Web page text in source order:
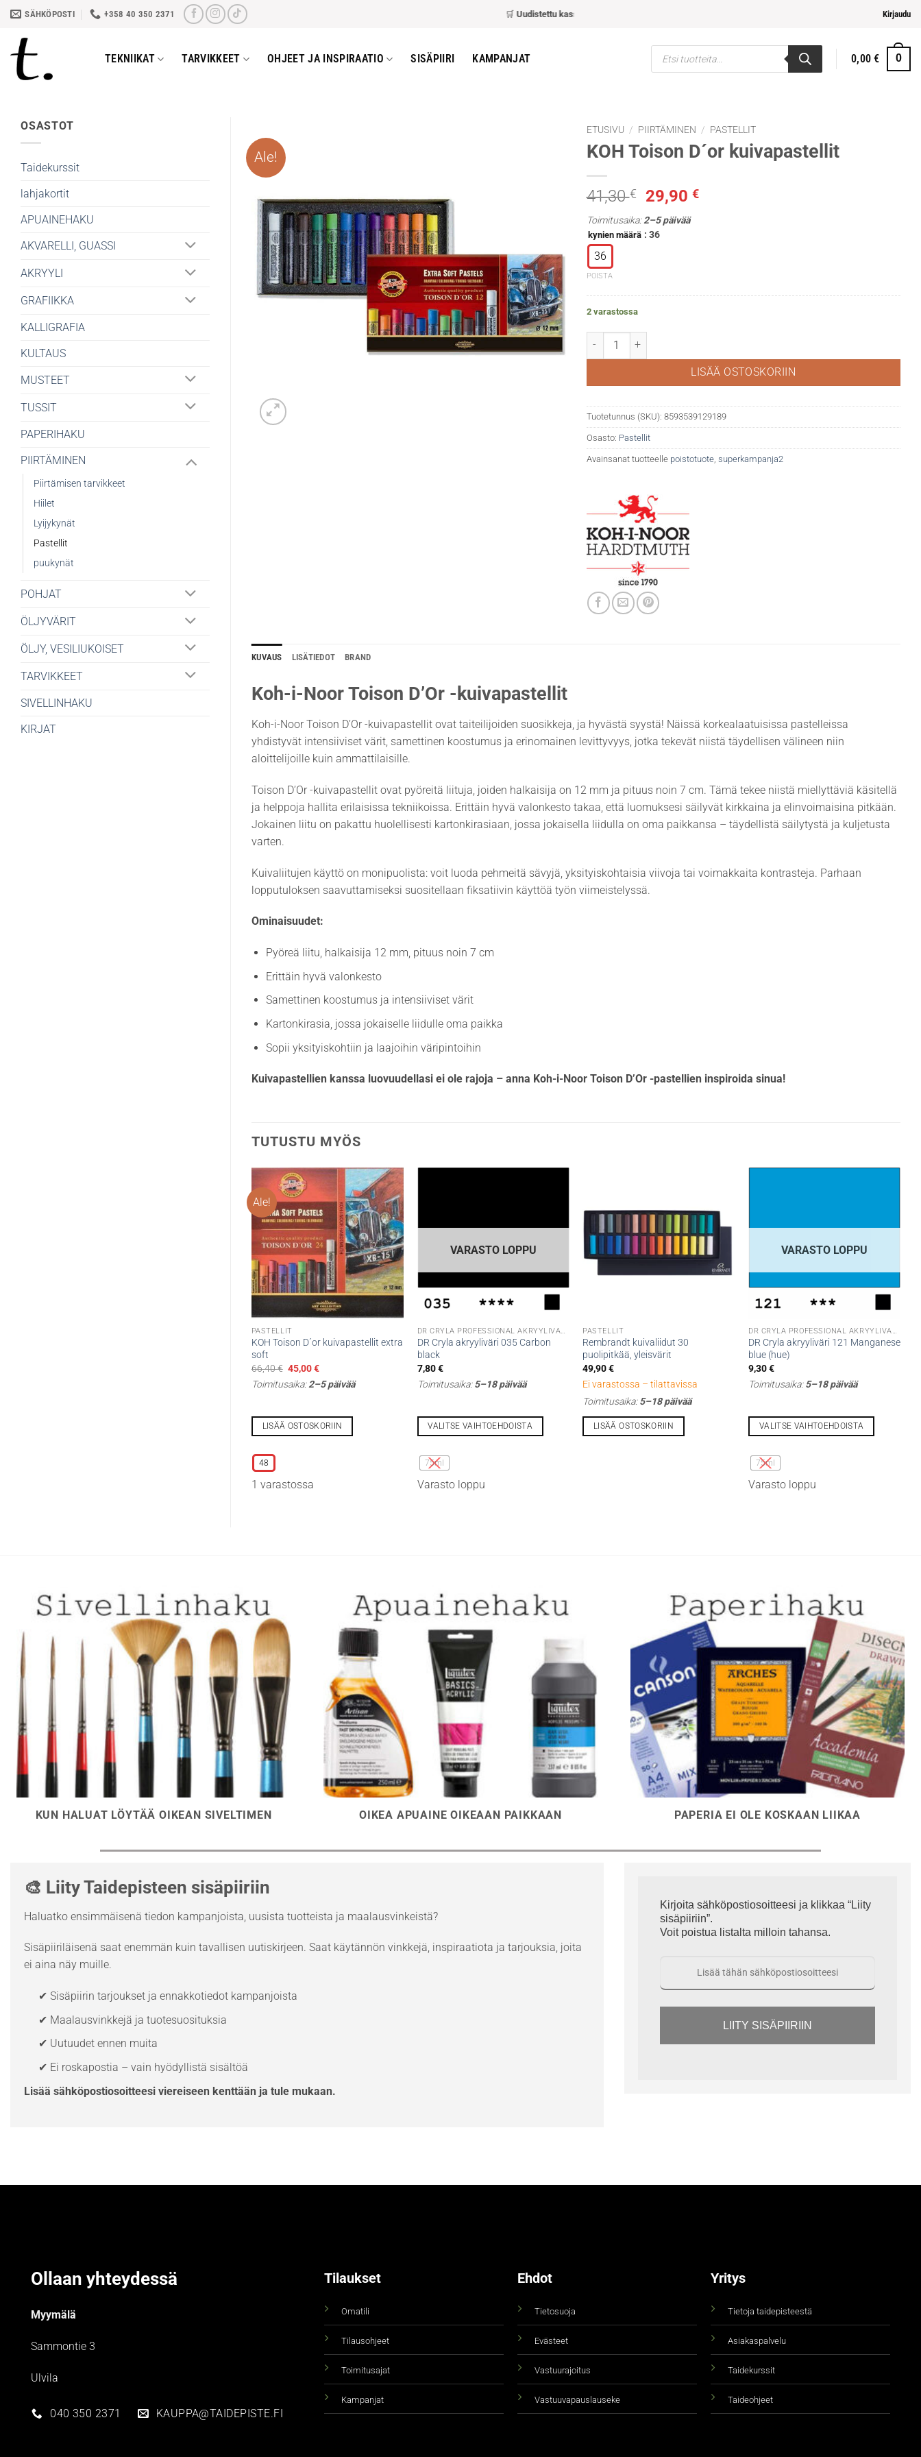
Skip
content
SÄHKÖPOSTI +358 40 350 2371 Uudistettu kassa– nopeampi ja helpompi maksaminen Kirjaudu
TEKNIIKAT TARVIKKEET OHJEET JA INSPIRAATIO SISÄPIIRI KAMPANJAT
Products
search
0,00€ 0
OSASTOT
Taidekurssit
lahjakortit
APUAINEHAKU
AKVARELLI, GUASSI
AKRYYLI
GRAFIIKKA
KALLIGRAFIA
KULTAUS
MUSTEET
TUSSIT
PAPERIHAKU
PIIRTÄMINEN
Piirtämisen tarvikkeet
Hiilet
Lyijykynät
Pastellit
puukynät
POHJAT
ÖLJYVÄRIT
ÖLJY, VESILIUKOISET
TARVIKKEET
SIVELLINHAKU
KIRJAT
Ale!
ETUSIVU / PIIRTÄMINEN / PASTELLIT
KOH Toison D´or kuivapastellit
41,30€
Alkuperäinen
hinta
oli:
41,30 €.
29,90 €Nykyinen
Toimitusaika:2–5 päivää
kynien määrä : 36
36
POISTA
2 varastossa
KOH Toison D´or kuivapastellit määrä
LISÄÄ OSTOSKORIIN
Tuotetunnus (SKU): 8593539129189
Osasto: Pastellit
Avainsanat tuotteelle poistotuote, superkampanja2
KUVAUS LISÄTIEDOT BRAND
Koh-i-Noor Toison D’Or -kuivapastellit
Koh-i-Noor Toison D’Or -kuivapastellit ovat taiteilijoiden suosikkeja, ja hyvästä syystä! Näissä korkealaatuisissa pastelleissa
yhdistyvät intensiiviset värit, samettinen koostumus ja erinomainen levittyvyys, jotka tekevät niistä täydellisen välineen niin
aloittelijoille kuin ammattilaisille.
Toison D’Or -kuivapastellit ovat pyöreitä liituja, joiden halkaisija on 12 mm ja pituus noin 7 cm. Tämä tekee niistä miellyttäviä käsitellä
ja helppoja hallita erilaisissa tekniikoissa. Erittäin hyvä valonkesto takaa, että luomuksesi säilyvät kirkkaina ja elinvoimaisina pitkään.
Jokainen liitu on pakattu huolellisesti kartonkirasiaan, jossa jokaisella liidulla on oma paikkansa – täydellistä säilytystä ja kuljetusta
varten.
Kuivaliitujen käyttö on monipuolista: voit luoda pehmeitä sävyjä, yksityiskohtaisia viivoja tai voimakkaita kontrasteja. Parhaan
lopputuloksen saavuttamiseksi suositellaan fiksatiivin käyttöä työn viimeistelyssä.
Ominaisuudet:
Pyöreä liitu, halkaisija 12 mm, pituus noin 7 cm
Erittäin hyvä valonkesto
Samettinen koostumus ja intensiiviset värit
Kartonkirasia, jossa jokaiselle liidulle oma paikka
Sopii yksityiskohtiin ja laajoihin väripintoihin
Kuivapastellien kanssa luovuudellasi ei ole rajoja – anna Koh-i-Noor Toison D’Or -pastellien inspiroida sinua!
TUTUSTU MYÖS
Ale!
PASTELLIT
KOH Toison D´or kuivapastellit extra
soft
66,40€ Alkuperäinen
hinta
oli:
45,00€Nykyinen
hinta
on:
Toimitusaika:2–5 päivää
LISÄÄ OSTOSKORIIN
tuotteella
on
useampi
48
1 varastossa
VARASTO LOPPU
DR Cryla akryyliväri 035 Carbon
black
7,80€
Toimitusaika:5–18 päivää
VALITSE VAIHTOEHDOISTA
tuotteella
useampi
75ml
Varasto loppu
PASTELLIT
Rembrandt kuivaliidut 30
puolipitkää, yleisvärit
49,90€
Ei varastossa – tilattavissa
Toimitusaika:5–18 päivää
LISÄÄ OSTOSKORIIN
VARASTO LOPPU
DR Cryla akryyliväri 121 Manganese
blue (hue)
9,30€
Toimitusaika:5–18 päivää
VALITSE VAIHTOEHDOISTA
tuotteella
useampi
75ml
Varasto loppu
KUN HALUAT LÖYTÄÄ OIKEAN SIVELTIMEN OIKEA APUAINE OIKEAAN PAIKKAAN PAPERIA EI OLE KOSKAAN LIIKAA
🎨 Liity Taidepisteen sisäpiiriin
Haluatko ensimmäisenä tiedon kampanjoista, uusista tuotteista ja maalausvinkeistä?
Sisäpiiriläisenä saat enemmän kuin tavallisen uutiskirjeen. Saat käytännön vinkkejä, inspiraatiota ja tarjouksia, joita
ei aina näy muille.
✔ Sisäpiirin tarjoukset ja ennakkotiedot kampanjoista
✔ Maalausvinkkejä ja tuotesuosituksia
✔ Uutuudet ennen muita
✔ Ei roskapostia – vain hyödyllistä sisältöä
Lisää sähköpostiosoitteesi viereiseen kenttään ja tule mukaan.
Kirjoita sähköpostiosoitteesi ja klikkaa “Liity
sisäpiiriin”.
Voit poistua listalta milloin tahansa.
LIITY SISÄPIIRIIN
Ollaan yhteydessä
Myymälä
Sammontie 3
Ulvila
040 350 2371 KAUPPA@TAIDEPISTE.FI
Tilaukset
Omatili
Tilausohjeet
Toimitusajat
Kampanjat
Ehdot
Tietosuoja
Evästeet
Vastuurajoitus
Vastuuvapauslauseke
Yritys
Tietoja taidepisteestä
Asiakaspalvelu
Taidekurssit
Taideohjeet